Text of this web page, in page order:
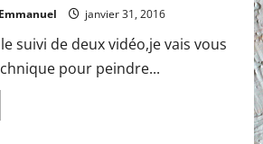
janvier 31, 2016
suivi de deux vidéo,je vais vous
pour peindre...